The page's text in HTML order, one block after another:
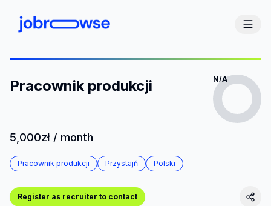
Pracownik produkcji N/A
5,000zł / month
Pracownik produkcji Przystajń Polski
Register as recruiter to contact